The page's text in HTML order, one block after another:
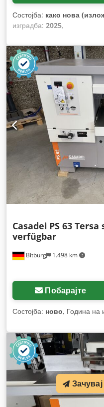
Состојба: како нова
изградба: 2025,
Bitburg 1.498 km
Casadei PS 63
verfügbar
Побарајте
Состојба: ново, Година на